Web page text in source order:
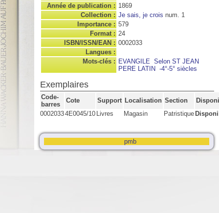
Année de publication : 1869
Collection : Je sais, je crois num. 1
Importance : 579
Format : 24
ISBN/ISSN/EAN : 0002033
Langues :
Mots-clés : EVANGILE Selon ST JEAN
PERE LATIN -4°-5° siècles
Exemplaires
Code-
barres
Cote Support Localisation Section
00020334E0045/10 Livres Magasin Patristique
pmb